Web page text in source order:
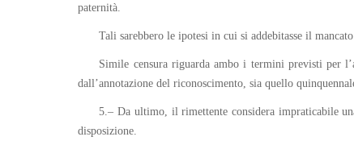
paternità.
Tali sarebbero le ipotesi in cui si addebitasse il
Simile censura riguarda ambo i termini previsti per
dall’annotazione del riconoscimento, sia quello
5.– Da ultimo, il rimettente considera impraticabile
disposizione.